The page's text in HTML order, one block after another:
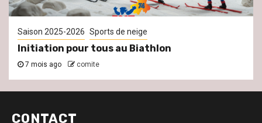
Saison 2025-2026 Sports de neige
Initiation pour tous au Biathlon
7 mois ago comite
CONTACT